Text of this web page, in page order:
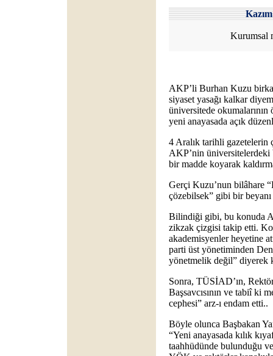
Kurumsal
AKP’li Burhan Kuzu
siyaset yasağı kalkar
üniversitede
yeni anayasada açık
4 Aralık tarihli gazetelerin
AKP’nin üniversitelerdeki
bir madde koyarak
Gerçi Kuzu’nun bilâhare
çözebilsek” gibi bir
Bilindiği gibi, bu konuda
zikzak çizgisi takip etti.
akademisyenler heyetine
parti üst yönetiminden
yönetmelik değil” diyerek
Sonra, TÜSİAD’ın,
Başsavcısının ve tabiî ki
cephesi” arz-ı endam etti..
Böyle olunca Başbakan
“Yeni anayasada kılık
taahhüdünde bulunduğu